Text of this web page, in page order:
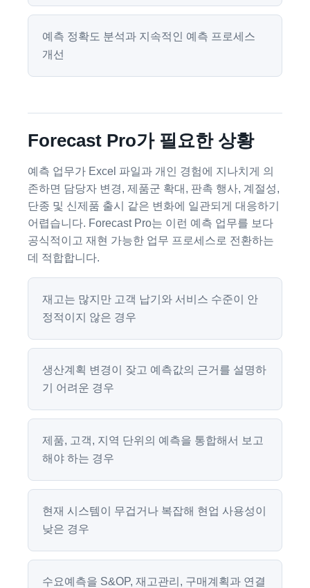
예측 정확도 분석과 지속적인 예측 프로세스
개선
Forecast Pro가 필요한 상황
예측 업무가 Excel 파일과 개인 경험에 지나치게 의
존하면 담당자 변경, 제품군 확대, 판촉 행사, 계절성,
단종 및 신제품 출시 같은 변화에 일관되게 대응하기
어렵습니다. Forecast Pro는 이런 예측 업무를 보다
공식적이고 재현 가능한 업무 프로세스로 전환하는
데 적합합니다.
재고는 많지만 고객 납기와 서비스 수준이 안
정적이지 않은 경우
생산계획 변경이 잦고 예측값의 근거를 설명하
기 어려운 경우
제품, 고객, 지역 단위의 예측을 통합해서 보고
해야 하는 경우
현재 시스템이 무겁거나 복잡해 현업 사용성이
낮은 경우
수요예측을 S&OP, 재고관리, 구매계획과 연결